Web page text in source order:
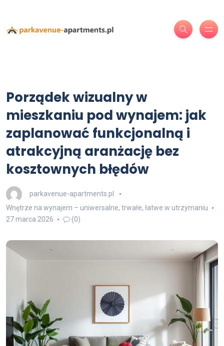
Porządek wizualny w
mieszkaniu pod wynajem: jak
zaplanować funkcjonalną i
atrakcyjną aranżację bez
kosztownych błędów
parkavenue-apartments.pl
Wnętrze na wynajem – uniwersalne, trwałe, łatwe w utrzymaniu
27 marca 2026
(0)